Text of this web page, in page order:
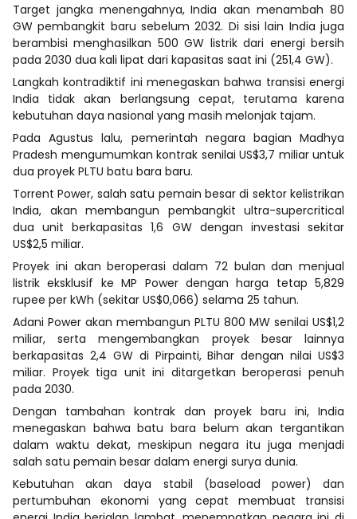
Target jangka menengahnya, India akan menambah 80
GW pembangkit baru sebelum 2032. Di sisi lain India juga
berambisi menghasilkan 500 GW listrik dari energi bersih
pada 2030 dua kali lipat dari kapasitas saat ini (251,4 GW).
Langkah kontradiktif ini menegaskan bahwa transisi energi
India tidak akan berlangsung cepat, terutama karena
kebutuhan daya nasional yang masih melonjak tajam.
Pada Agustus lalu, pemerintah negara bagian Madhya
Pradesh mengumumkan kontrak senilai US$3,7 miliar untuk
dua proyek PLTU batu bara baru.
Torrent Power, salah satu pemain besar di sektor kelistrikan
India, akan membangun pembangkit ultra-supercritical
dua unit berkapasitas 1,6 GW dengan investasi sekitar
US$2,5 miliar.
Proyek ini akan beroperasi dalam 72 bulan dan menjual
listrik eksklusif ke MP Power dengan harga tetap 5,829
rupee per kWh (sekitar US$0,066) selama 25 tahun.
Adani Power akan membangun PLTU 800 MW senilai US$1,2
miliar, serta mengembangkan proyek besar lainnya
berkapasitas 2,4 GW di Pirpainti, Bihar dengan nilai US$3
miliar. Proyek tiga unit ini ditargetkan beroperasi penuh
pada 2030.
Dengan tambahan kontrak dan proyek baru ini, India
menegaskan bahwa batu bara belum akan tergantikan
dalam waktu dekat, meskipun negara itu juga menjadi
salah satu pemain besar dalam energi surya dunia.
Kebutuhan akan daya stabil (baseload power) dan
pertumbuhan ekonomi yang cepat membuat transisi